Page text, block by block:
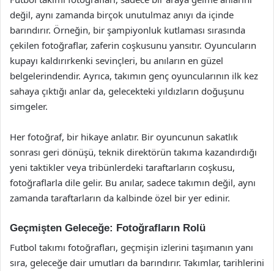
değil, aynı zamanda birçok unutulmaz anıyı da içinde
barındırır. Örneğin, bir şampiyonluk kutlaması sırasında
çekilen fotoğraflar, zaferin coşkusunu yansıtır. Oyuncuların
kupayı kaldırırkenki sevinçleri, bu anıların en güzel
belgelerindendir. Ayrıca, takımın genç oyuncularının ilk kez
sahaya çıktığı anlar da, gelecekteki yıldızların doğuşunu
simgeler.
Her fotoğraf, bir hikaye anlatır. Bir oyuncunun sakatlık
sonrası geri dönüşü, teknik direktörün takıma kazandırdığı
yeni taktikler veya tribünlerdeki taraftarların coşkusu,
fotoğraflarla dile gelir. Bu anılar, sadece takımın değil, aynı
zamanda taraftarların da kalbinde özel bir yer edinir.
Geçmişten Geleceğe: Fotoğrafların Rolü
Futbol takımı fotoğrafları, geçmişin izlerini taşımanın yanı
sıra, geleceğe dair umutları da barındırır. Takımlar, tarihlerini